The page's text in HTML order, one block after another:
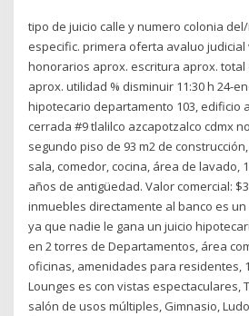
tipo de juicio calle y numero colonia
especific. primera oferta avaluo
honorarios aprox. escritura aprox.
aprox. utilidad % disminuir 11:30 h 24-
hipotecario departamento 103, edificio
cerrada #9 tlalilco azcapotzalco cdmx
segundo piso de 93 m2 de
sala, comedor, cocina, área de lavado,
años de antigüedad. Valor comercial:
inmuebles directamente al banco es un
ya que nadie le gana un juicio
en 2 torres de Departamentos, área
oficinas, amenidades para residentes,
Lounges es con vistas espectaculares,
salón de usos múltiples, Gimnasio,